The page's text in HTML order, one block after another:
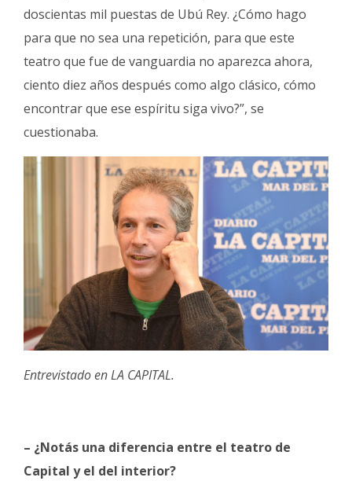
doscientas mil puestas de Ubú Rey. ¿Cómo hago
para que no sea una repetición, para que este
teatro que fue de vanguardia no aparezca ahora,
ciento diez años después como algo clásico, cómo
encontrar que ese espíritu siga vivo?”, se
cuestionaba.
Entrevistado en LA CAPITAL.
– ¿Notás una diferencia entre el teatro de
Capital y el del interior?